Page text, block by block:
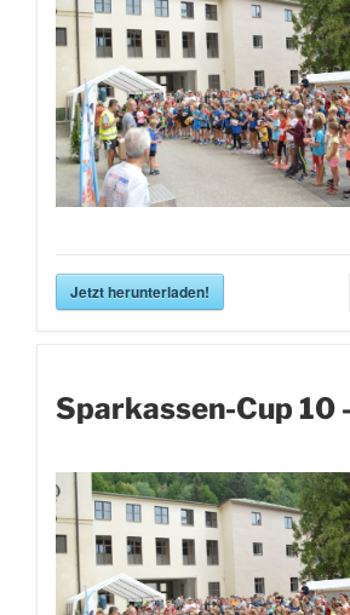
Jetzt herunterladen!
Sparkassen-Cup 10